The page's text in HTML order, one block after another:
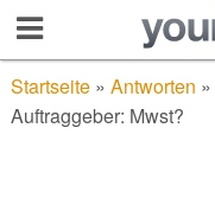
Startseite» Antworten »
Auftraggeber: Mwst?